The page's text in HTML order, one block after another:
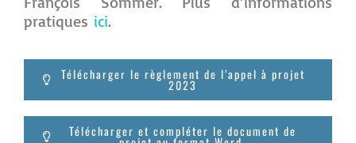
pratiques ici.
Télécharger le règlement de l’appel à projet
2023
Télécharger et compléter le document de